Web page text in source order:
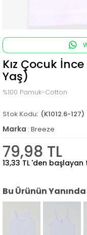
Kız Çocuk
Yaş)
%100 Pamuk-Cotton
(K1012.6-127)
Marka : Breeze
79,98 TL
13,33 TL 'den başlayan
Bu Ürünün